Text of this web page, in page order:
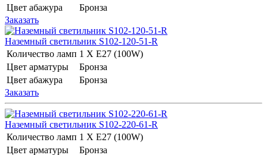
Цвет абажура
Бронза
Заказать
Наземный светильник S102-120-51-R
Количество ламп 1 Х E27 (100W)
Цвет арматуры
Бронза
Цвет абажура
Бронза
Заказать
Наземный светильник S102-220-61-R
Количество ламп 1 Х E27 (100W)
Цвет арматуры
Бронза